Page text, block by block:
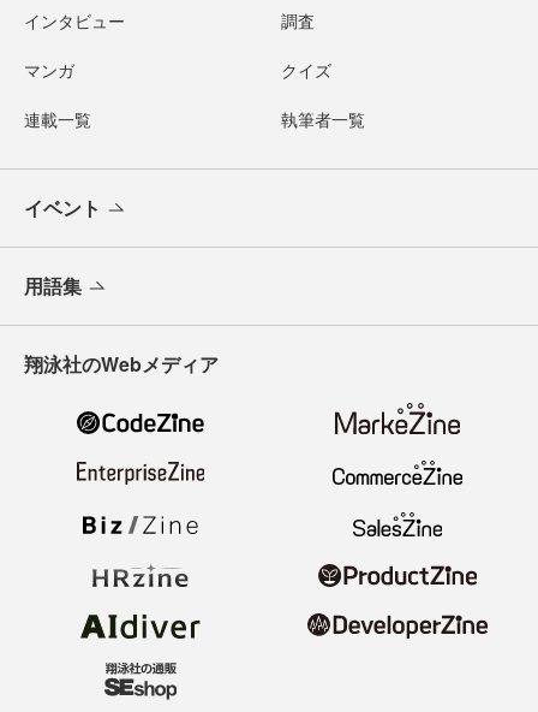
インタビュー 調査
マンガ クイズ
連載一覧 執筆者一覧
イベント
用語集
翔泳社のWebメディア